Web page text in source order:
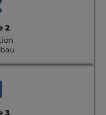
2
3